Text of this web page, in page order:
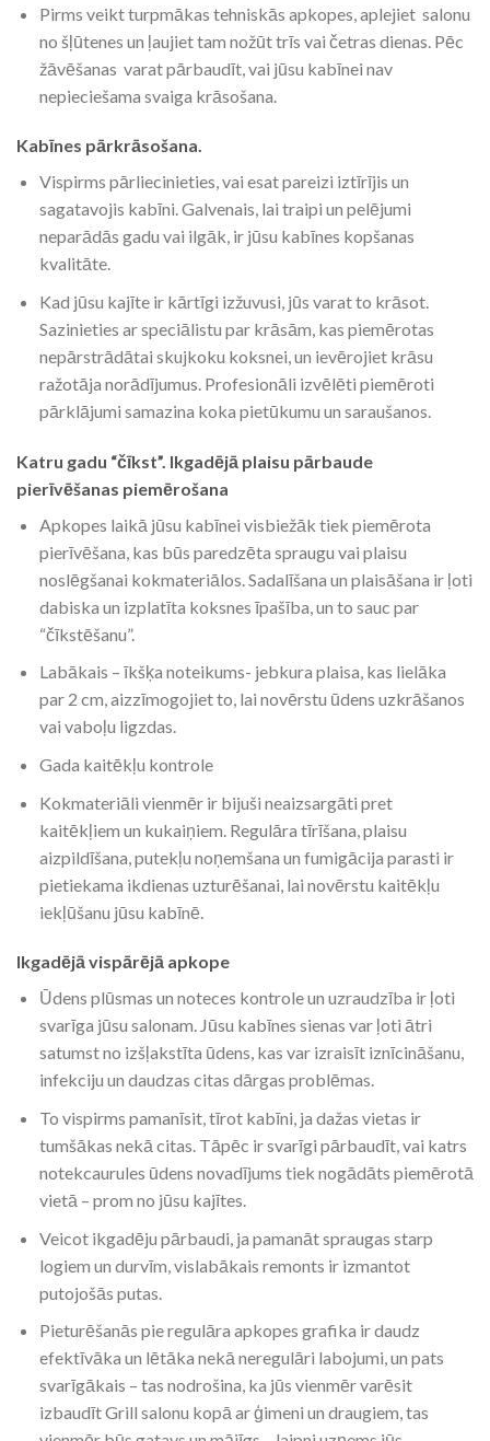
Pirms veikt turpmākas tehniskās apkopes, aplejiet salonu
no šļūtenes un ļaujiet tam nožūt trīs vai četras dienas. Pēc
žāvēšanas varat pārbaudīt, vai jūsu kabīnei nav
nepieciešama svaiga krāsošana.
Kabīnes pārkrāsošana.
Vispirms pārliecinieties, vai esat pareizi iztīrījis un
sagatavojis kabīni. Galvenais, lai traipi un pelējumi
neparādās gadu vai ilgāk, ir jūsu kabīnes kopšanas
kvalitāte.
Kad jūsu kajīte ir kārtīgi izžuvusi, jūs varat to krāsot.
Sazinieties ar speciālistu par krāsām, kas piemērotas
nepārstrādātai skujkoku koksnei, un ievērojiet krāsu
ražotāja norādījumus. Profesionāli izvēlēti piemēroti
pārklājumi samazina koka pietūkumu un saraušanos.
Katru gadu “čīkst”. Ikgadējā plaisu pārbaude
pierīvēšanas piemērošana
Apkopes laikā jūsu kabīnei visbiežāk tiek piemērota
pierīvēšana, kas būs paredzēta spraugu vai plaisu
noslēgšanai kokmateriālos. Sadalīšana un plaisāšana ir ļoti
dabiska un izplatīta koksnes īpašība, un to sauc par
“čīkstēšanu”.
Labākais – īkšķa noteikums- jebkura plaisa, kas lielāka
par 2 cm, aizzīmogojiet to, lai novērstu ūdens uzkrāšanos
vai vaboļu ligzdas.
Gada kaitēkļu kontrole
Kokmateriāli vienmēr ir bijuši neaizsargāti pret
kaitēkļiem un kukaiņiem. Regulāra tīrīšana, plaisu
aizpildīšana, putekļu noņemšana un fumigācija parasti ir
pietiekama ikdienas uzturēšanai, lai novērstu kaitēkļu
iekļūšanu jūsu kabīnē.
Ikgadējā vispārējā apkope
Ūdens plūsmas un noteces kontrole un uzraudzība ir ļoti
svarīga jūsu salonam. Jūsu kabīnes sienas var ļoti ātri
satumst no izšļakstīta ūdens, kas var izraisīt iznīcināšanu,
infekciju un daudzas citas dārgas problēmas.
To vispirms pamanīsit, tīrot kabīni, ja dažas vietas ir
tumšākas nekā citas. Tāpēc ir svarīgi pārbaudīt, vai katrs
notekcaurules ūdens novadījums tiek nogādāts piemērotā
vietā – prom no jūsu kajītes.
Veicot ikgadēju pārbaudi, ja pamanāt spraugas starp
logiem un durvīm, vislabākais remonts ir izmantot
putojošās putas.
Pieturēšanās pie regulāra apkopes grafika ir daudz
efektīvāka un lētāka nekā neregulāri labojumi, un pats
svarīgākais – tas nodrošina, ka jūs vienmēr varēsit
izbaudīt Grill salonu kopā ar ģimeni un draugiem, tas